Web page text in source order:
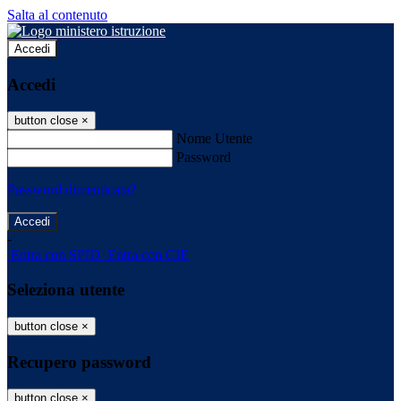
Salta al contenuto
Accedi
Accedi
button close ×
Nome Utente
Password
Password dimenticata?
-
Entra con SPID Entra con CIE
Seleziona utente
button close ×
Recupero password
button close ×